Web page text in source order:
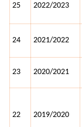
25 2022/2023
24 2021/2022
23 2020/2021
22 2019/2020